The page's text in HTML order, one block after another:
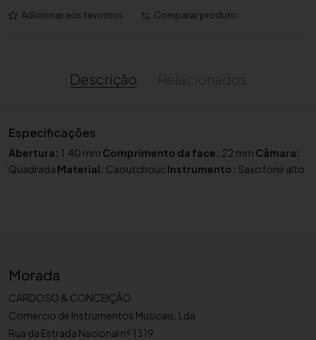
n
d
e
B
h
a
p
a
Adicionar aos favoritos Comparar produto
Descrição
Especificações
Abertura: 1.40 mm Comprimento da face: 22 mm Câmara:
Quadrada Material: Caoutchouc Instrumento: Saxofone alto
Morada
CARDOSO & CONCEIÇÃO
Comércio de Instrumentos Musicais, Lda
Rua da Estrada Nacional nº 1319